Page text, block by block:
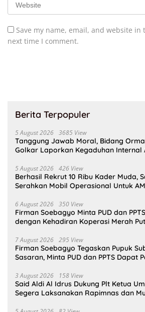
Save my name, email, and website
next time I comment.
Berita Terpopuler
5 August 2026 3685 View
Tanggung Jawab Moral, Bidang
Golkar Laporkan Kegaduhan Internal
5 August 2026 426 View
Berhasil Rekrut 10 Ribu Kader Muda,
Serahkan Mobil Operasional Untuk
6 August 2026 350 View
Firman Soebagyo Minta PUD dan
dengan Kehadiran Koperasi Merah
7 August 2026 295 View
Firman Soebagyo Tegaskan Pupuk
Sasaran, Minta PUD dan PPTS Dapat
3 August 2026 158 View
Said Aldi Al Idrus Dukung Plt Ketua
Segera Laksanakan Rapimnas dan